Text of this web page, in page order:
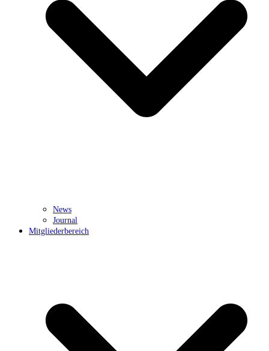
News
Journal
Mitgliederbereich